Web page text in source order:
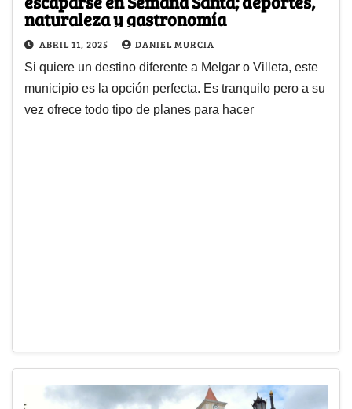
naturaleza y gastronomía
ABRIL 11, 2025 DANIEL MURCIA
Si quiere un destino diferente a Melgar o Villeta, este
municipio es la opción perfecta. Es tranquilo pero a su
vez ofrece todo tipo de planes para hacer